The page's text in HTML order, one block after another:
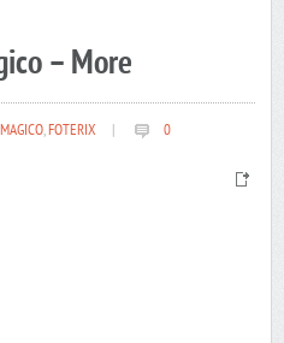
– More
,FOTERIX 0